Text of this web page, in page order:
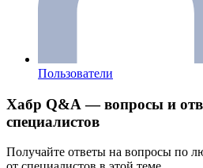
Пользователи
Хабр Q&A — вопросы и
специалистов
Получайте ответы на вопросы по